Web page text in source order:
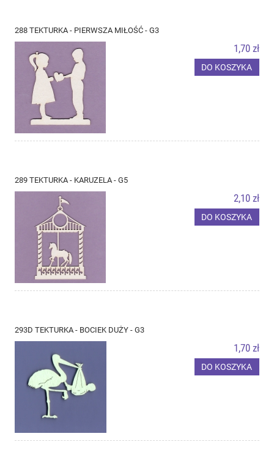
288 TEKTURKA - PIERWSZA MIŁOŚĆ - G3
1,70 zł
DO KOSZYKA
289 TEKTURKA - KARUZELA - G5
2,10 zł
DO KOSZYKA
293D TEKTURKA - BOCIEK DUŻY - G3
1,70 zł
DO KOSZYKA